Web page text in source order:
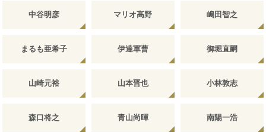
中谷明彦 マリオ高野 嶋田智之
まるも亜希子 伊達軍曹 御堀直嗣
山崎元裕 山本晋也 小林敦志
森口将之 青山尚暉 南陽一浩